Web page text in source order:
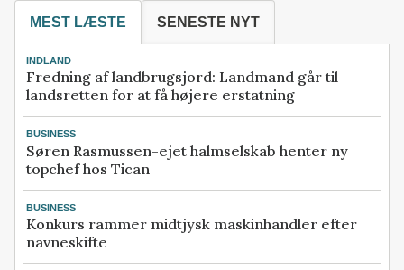
MEST LÆSTE SENESTE NYT
INDLAND
Fredning af landbrugsjord: Landmand går til
landsretten for at få højere erstatning
BUSINESS
Søren Rasmussen-ejet halmselskab henter ny
topchef hos Tican
BUSINESS
Konkurs rammer midtjysk maskinhandler efter
navneskifte